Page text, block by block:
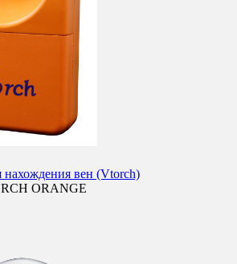
нахождения вен (Vtorch)
ORANGE